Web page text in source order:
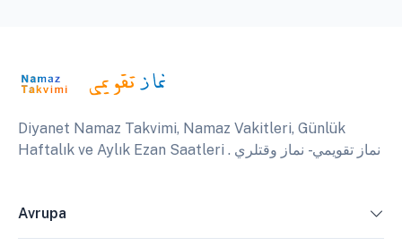
Diyanet Namaz Takvimi, Namaz Vakitleri, Günlük
Haftalık ve Aylık Ezan Saatleri . نماز تقويمي - نماز وقتلري
Avrupa